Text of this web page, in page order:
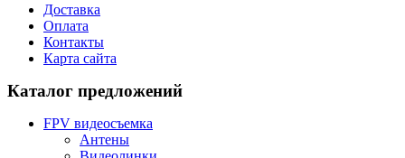
Доставка
Оплата
Контакты
Карта сайта
Каталог предложений
FPV видеосъемка
Антены